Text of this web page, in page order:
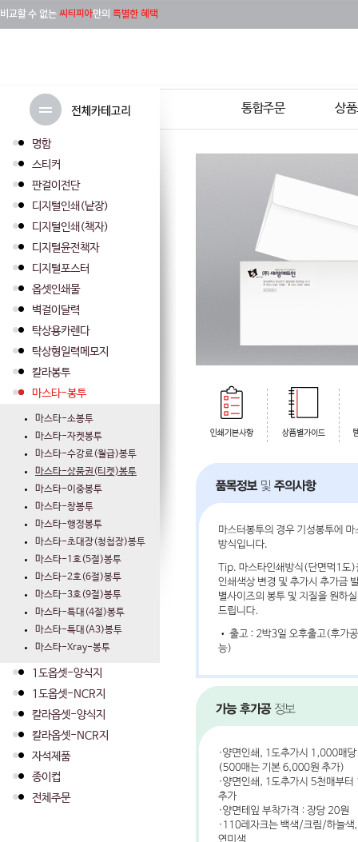
통합주문 상
명함
스티커
판걸이전단
디지털인쇄(낱장)
디지털인쇄(책자)
디지털윤전책자
디지털포스터
옵셋인쇄물
벽걸이달력
탁상용카렌다
탁상형일력메모지
칼라봉투
마스타-봉투
마스타-소봉투
마스타-자켓봉투
마스타-수강료(월급)봉투
마스타-상품권(티켓)봉투
마스타-이중봉투
마스타-창봉투
마스타-행정봉투
마스타-초대장(청첩장)봉투
마스타-1호(5절)봉투
마스타-2호(6절)봉투
마스타-3호(9절)봉투
마스타-특대(4절)봉투
마스타-특대(A3)봉투
마스타-Xray-봉투
1도옵셋-양식지
1도옵셋-NCR지
칼라옵셋-양식지
칼라옵셋-NCR지
자석제품
종이컵
전체주문